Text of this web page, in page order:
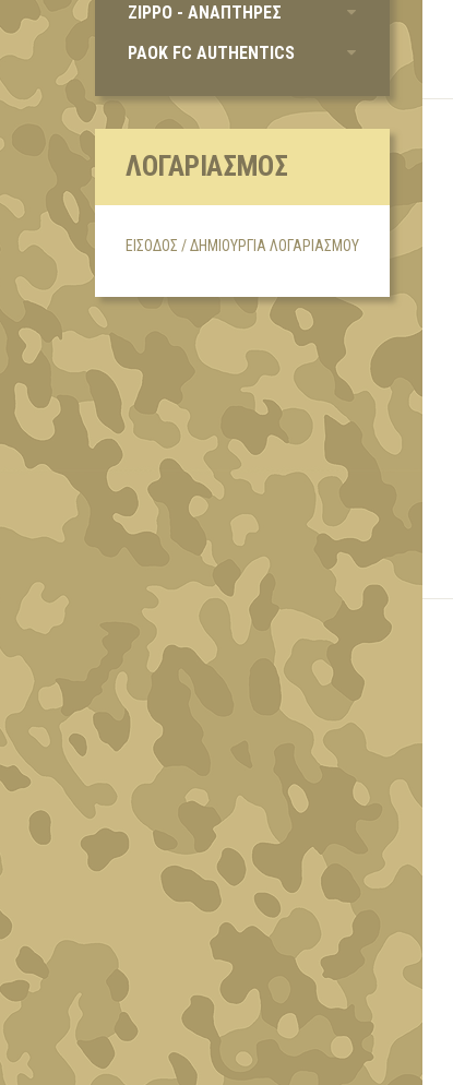
ZIPPO - ΑΝΑΠΤΗΡΕΣ
PAOK FC AUTHENTICS
ΛΟΓΑΡΙΑΣΜΌΣ
ΕΊΣΟΔΟΣ / ΔΗΜΙΟΥΡΓΊΑ ΛΟΓΑΡΙΑΣΜΟΎ